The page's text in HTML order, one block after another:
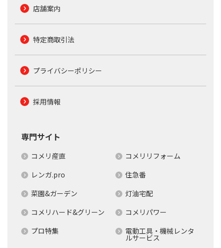
店舗案内
特定商取引法
プライバシーポリシー
採用情報
専門サイト
コメリ産直
コメリリフォーム
レンガ.pro
住急番
菜園&ガーデン
灯油宅配
コメリハード&グリーン
コメリパワー
プロ特集
電動工具・機械レンタ
ルサービス